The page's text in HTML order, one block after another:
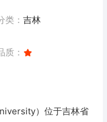
类： 吉林
质：
）位于吉林省